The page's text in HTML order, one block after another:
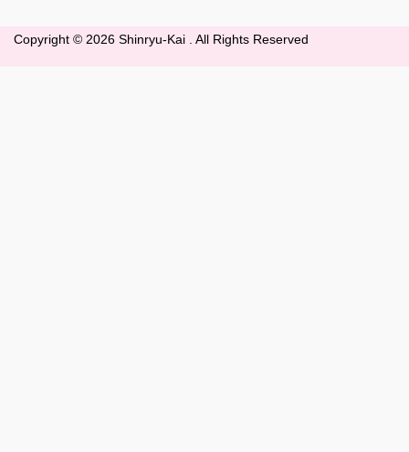
Copyright © 2026 Shinryu-Kai . All Rights Reserved